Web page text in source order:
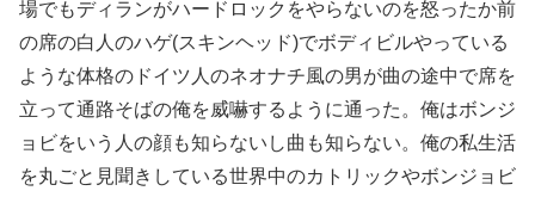
場でもディランがハードロックをやらないのを怒ったか前
の席の白人のハゲ(スキンヘッド)でボディビルやっている
ような体格のドイツ人のネオナチ風の男が曲の途中で席を
立って通路そばの俺を威嚇するように通った。俺はボンジ
ョビをいう人の顔も知らないし曲も知らない。俺の私生活
を丸ごと見聞きしている世界中のカトリックやボンジョビ